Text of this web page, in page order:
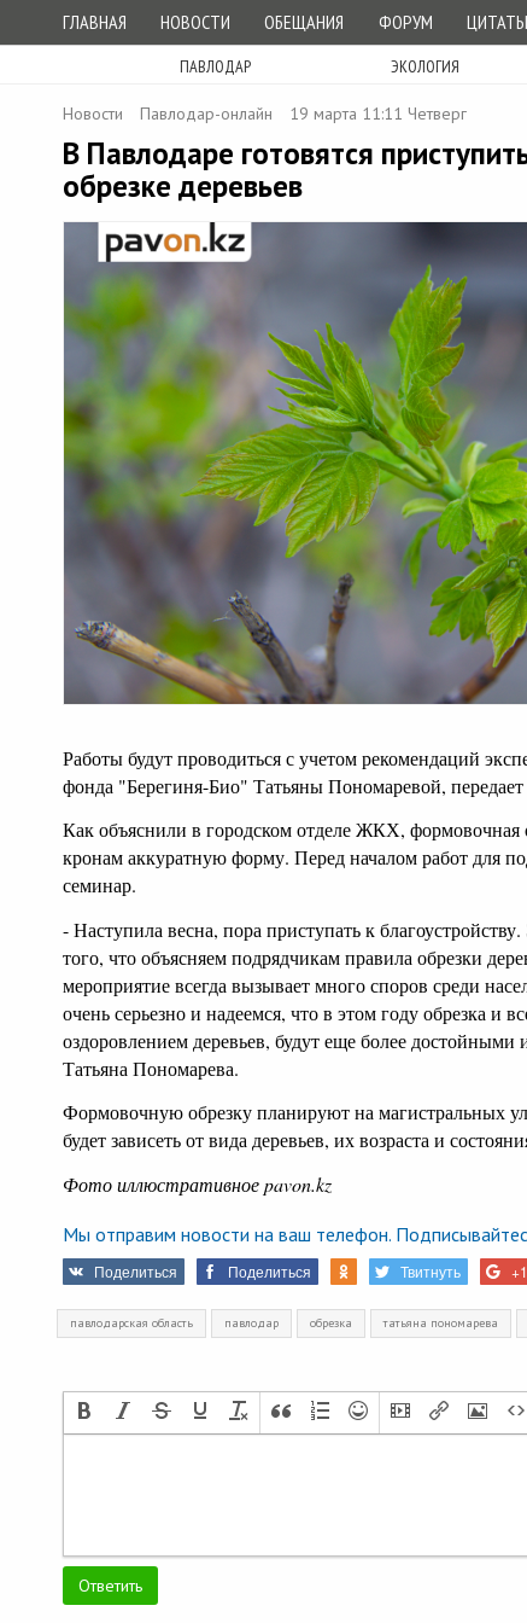
ГЛАВНАЯ НОВОСТИ ОБЕЩАНИЯ ФОРУМ ЦИТАТЫ
ПАВЛОДАР ЭКОЛОГИЯ
Новости Павлодар-онлайн 19 марта 11:11 Четверг
В Павлодаре готовятся
обрезке деревьев
Работы будут проводиться с учетом рекомендаций
фонда "Берегиня-Био" Татьяны Пономаревой,
Как объяснили в городском отделе ЖКХ, формовочная
кронам аккуратную форму. Перед началом работ для
семинар.
- Наступила весна, пора приступать к
того, что объясняем подрядчикам правила обрезки
мероприятие всегда вызывает много споров среди
очень серьезно и надеемся, что в этом году обрезка и
оздоровлением деревьев, будут еще более
Татьяна Пономарева.
Формовочную обрезку планируют на магистральных
будет зависеть от вида деревьев, их возраста и
Фото иллюстративное pavon.kz
Мы отправим новости на ваш телефон.
Поделиться Поделиться Твитнуть +1
павлодарская область павлодар обрезка татьяна пономарева